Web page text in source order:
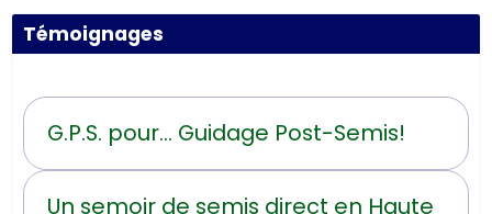
Témoignages
G.P.S. pour... Guidage Post-Semis!
Un semoir de semis direct en Haute